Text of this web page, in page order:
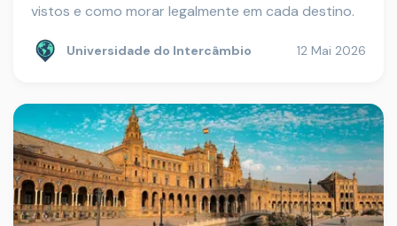
vistos e como morar legalmente em cada destino.
Universidade do Intercâmbio 12 Mai 2026